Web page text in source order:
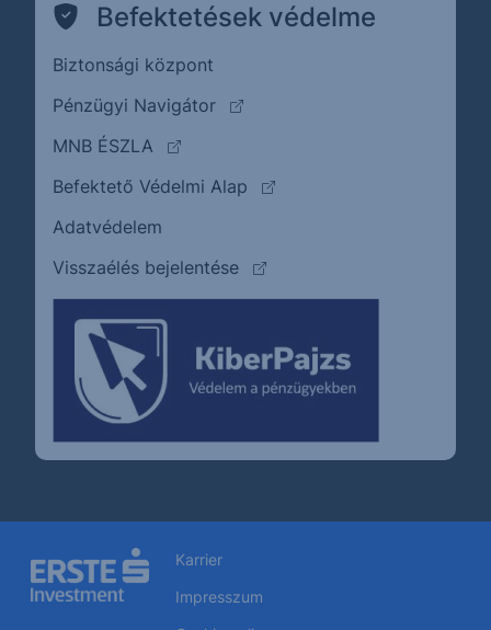
Befektetések védelme
Biztonsági központ
Pénzügyi Navigátor
(külső oldalra ugrik)
MNB ÉSZLA
(külső oldalra ugrik)
Befektető Védelmi Alap
(külső oldalra ugrik)
Adatvédelem
Visszaélés bejelentése
(külső oldalra ugrik)
Karrier
Impresszum